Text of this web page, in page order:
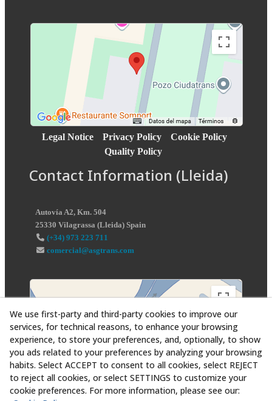
Legal Notice Privacy Policy
Cookie Policy
Quality Policy
Contact Information (Lleida)
Autovía A2, Km. 504
25330 Vilagrassa (Lleida) Spain
(+34) 973 223 711
comercial@asgtrans.com
We use first-party and third-party cookies to improve our
services, for technical reasons, to enhance your browsing
experience, to store your preferences, and, optionally, to show
you ads related to your preferences by analyzing your browsing
habits. Select ACCEPT to consent to all cookies, select REJECT
to reject all cookies, or select SETTINGS to customize your
cookie preferences. For more information, please see our: